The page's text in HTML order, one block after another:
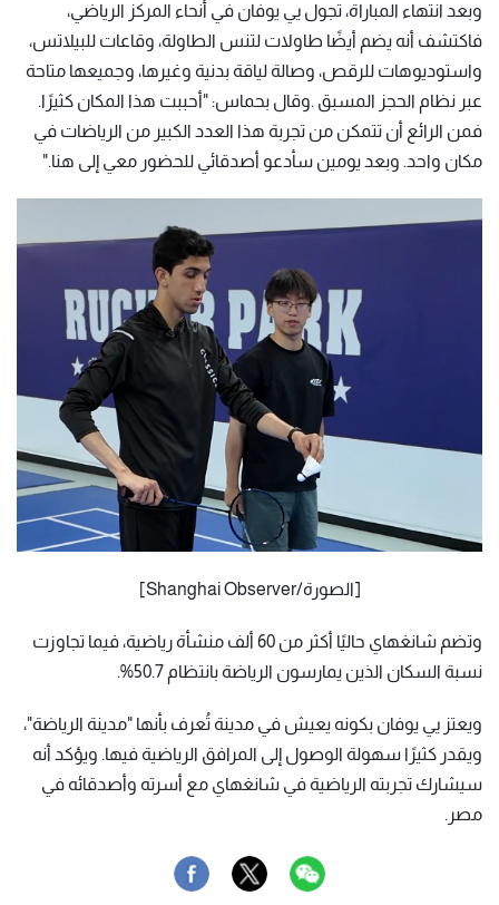
وبعد انتهاء المباراة، تجول يي يوفان في أنحاء المركز الرياضي،
فاكتشف أنه يضم أيضًا طاولات لتنس الطاولة، وقاعات للبيلاتس،
واستوديوهات للرقص، وصالة لياقة بدنية وغيرها، وجميعها متاحة
عبر نظام الحجز المسبق .وقال بحماس: "أحببت هذا المكان كثيرًا.
فمن الرائع أن تتمكن من تجربة هذا العدد الكبير من الرياضات في
مكان واحد. وبعد يومين سأدعو أصدقائي للحضور معي إلى هنا."
[الصورة/Shanghai Observer]
وتضم شانغهاي حاليًا أكثر من 60 ألف منشأة رياضية، فيما تجاوزت
نسبة السكان الذين يمارسون الرياضة بانتظام 50.7%.
ويعتز يي يوفان بكونه يعيش في مدينة تُعرف بأنها "مدينة الرياضة"،
ويقدر كثيرًا سهولة الوصول إلى المرافق الرياضية فيها. ويؤكد أنه
سيشارك تجربته الرياضية في شانغهاي مع أسرته وأصدقائه في
مصر.